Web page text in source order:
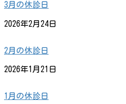
3月の休診日
2026年2月24日
2月の休診日
2026年1月21日
1月の休診日